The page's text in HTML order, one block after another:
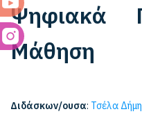
Ψηφιακά
Μάθηση
Διδάσκων/ουσα: Τσέλα